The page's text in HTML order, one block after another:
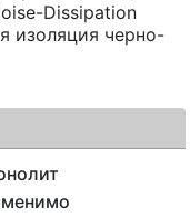
Dissipation
изоляция черно-